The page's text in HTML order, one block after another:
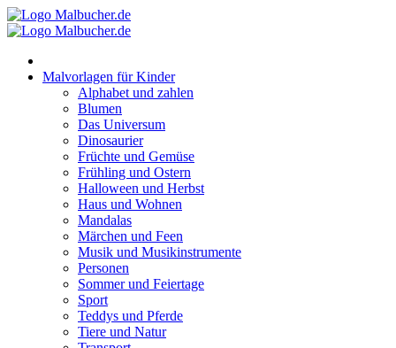
Zum
Inhalt
Malvorlagen für Kinder
Alphabet und zahlen
Blumen
Das Universum
Dinosaurier
Früchte und Gemüse
Frühling und Ostern
Halloween und Herbst
Haus und Wohnen
Mandalas
Märchen und Feen
Musik und Musikinstrumente
Personen
Sommer und Feiertage
Sport
Teddys und Pferde
Tiere und Natur